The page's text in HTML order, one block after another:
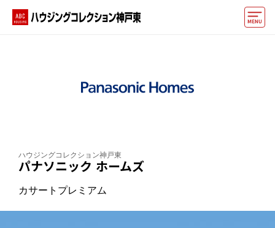
住まいづくりお役立ち情報
他の展示場
ハウジングコレクション神戸東
パナソニック ホームズ
カサートプレミアム